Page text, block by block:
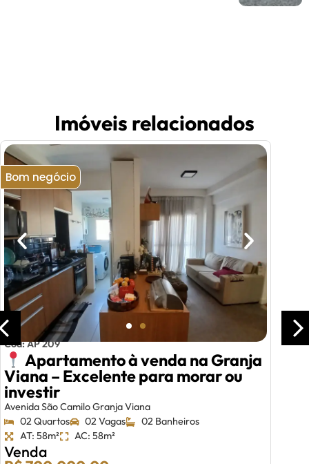
Imóveis relacionados
Bom negócio
Cód: AP 209
Apartamento à venda na Granja
Viana – Excelente para morar ou
investir
Avenida São Camilo Granja Viana
02 Quartos
02 Vagas
02 Banheiros
AT: 58m²
AC: 58m²
Venda